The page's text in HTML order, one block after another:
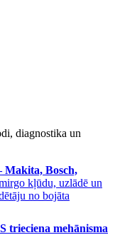
diagnostika un
Makita, Bosch,
kļūdu, uzlādē un
no bojāta
trieciena mehānisma